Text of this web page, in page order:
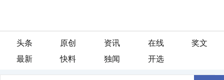
头条 原创 资讯 在线
奖文
最新
快料 独闻 开选